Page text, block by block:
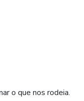
o que nos rodeia.